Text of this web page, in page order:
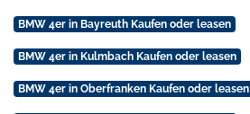
BMW 4er in Bayreuth Kaufen oder leasen
BMW 4er in Kulmbach Kaufen oder leasen
BMW 4er in Oberfranken Kaufen oder leasen